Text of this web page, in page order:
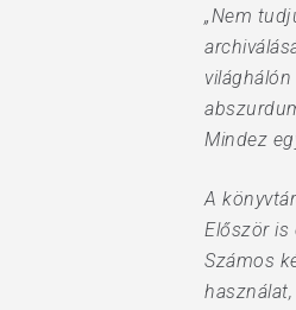
„Nem
Mindez
A
Először is
Számos